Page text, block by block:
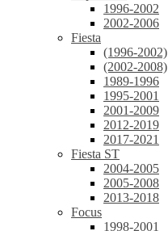
1996-2002
2002-2006
Fiesta
(1996-2002)
(2002-2008)
1989-1996
1995-2001
2001-2009
2012-2019
2017-2021
Fiesta ST
2004-2005
2005-2008
2013-2018
Focus
1998-2001